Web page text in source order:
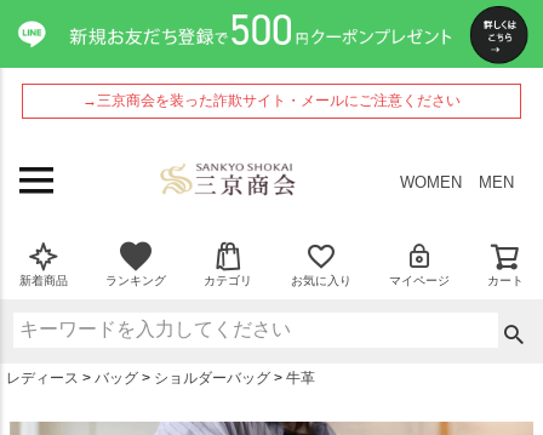
→三京商会を装った詐欺サイト・メールにご注意ください
WOMEN MEN
新着商品 ランキング カテゴリ お気に入り マイページ カート
レディース バッグ ショルダーバッグ 牛革
ペー
ジト
ップ
へ